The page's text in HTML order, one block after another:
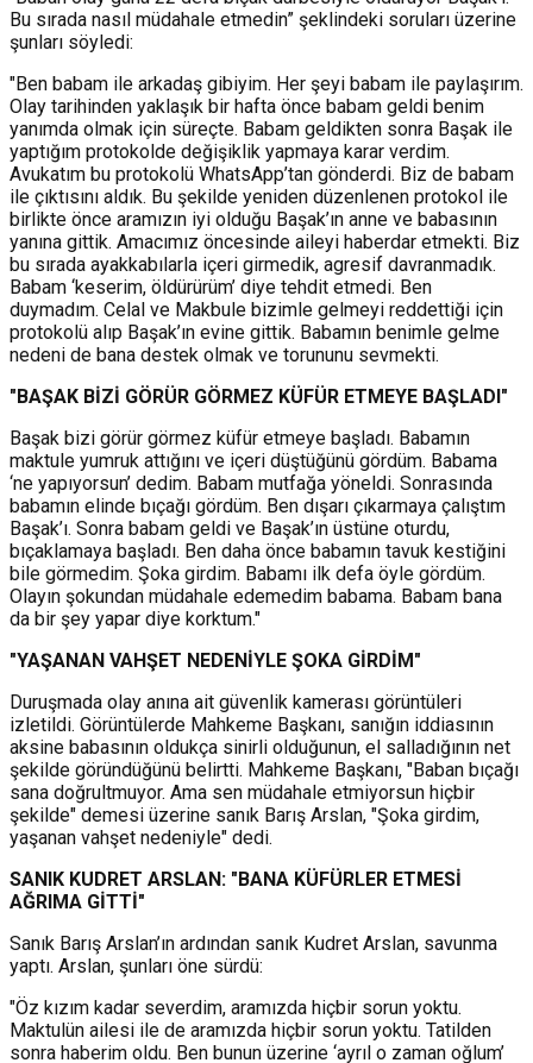
Bu sırada nasıl müdahale etmedin” şeklindeki soruları üzerine
şunları söyledi:
"Ben babam ile arkadaş gibiyim. Her şeyi babam ile paylaşırım.
Olay tarihinden yaklaşık bir hafta önce babam geldi benim
yanımda olmak için süreçte. Babam geldikten sonra Başak ile
yaptığım protokolde değişiklik yapmaya karar verdim.
Avukatım bu protokolü WhatsApp’tan gönderdi. Biz de babam
ile çıktısını aldık. Bu şekilde yeniden düzenlenen protokol ile
birlikte önce aramızın iyi olduğu Başak’ın anne ve babasının
yanına gittik. Amacımız öncesinde aileyi haberdar etmekti. Biz
bu sırada ayakkabılarla içeri girmedik, agresif davranmadık.
Babam ‘keserim, öldürürüm’ diye tehdit etmedi. Ben
duymadım. Celal ve Makbule bizimle gelmeyi reddettiği için
protokolü alıp Başak’ın evine gittik. Babamın benimle gelme
nedeni de bana destek olmak ve torununu sevmekti.
"BAŞAK BİZİ GÖRÜR GÖRMEZ KÜFÜR ETMEYE BAŞLADI"
Başak bizi görür görmez küfür etmeye başladı. Babamın
maktule yumruk attığını ve içeri düştüğünü gördüm. Babama
‘ne yapıyorsun’ dedim. Babam mutfağa yöneldi. Sonrasında
babamın elinde bıçağı gördüm. Ben dışarı çıkarmaya çalıştım
Başak’ı. Sonra babam geldi ve Başak’ın üstüne oturdu,
bıçaklamaya başladı. Ben daha önce babamın tavuk kestiğini
bile görmedim. Şoka girdim. Babamı ilk defa öyle gördüm.
Olayın şokundan müdahale edemedim babama. Babam bana
da bir şey yapar diye korktum."
"YAŞANAN VAHŞET NEDENİYLE ŞOKA GİRDİM"
Duruşmada olay anına ait güvenlik kamerası görüntüleri
izletildi. Görüntülerde Mahkeme Başkanı, sanığın iddiasının
aksine babasının oldukça sinirli olduğunun, el salladığının net
şekilde göründüğünü belirtti. Mahkeme Başkanı, "Baban bıçağı
sana doğrultmuyor. Ama sen müdahale etmiyorsun hiçbir
şekilde" demesi üzerine sanık Barış Arslan, "Şoka girdim,
yaşanan vahşet nedeniyle" dedi.
SANIK KUDRET ARSLAN: "BANA KÜFÜRLER ETMESİ
AĞRIMA GİTTİ"
Sanık Barış Arslan’ın ardından sanık Kudret Arslan, savunma
yaptı. Arslan, şunları öne sürdü:
"Öz kızım kadar severdim, aramızda hiçbir sorun yoktu.
Maktulün ailesi ile de aramızda hiçbir sorun yoktu. Tatilden
sonra haberim oldu. Ben bunun üzerine ‘ayrıl o zaman oğlum’